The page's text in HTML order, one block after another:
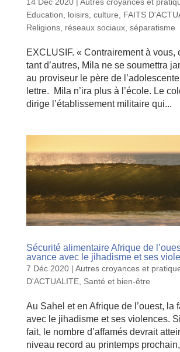
Education, loisirs, culture
FAITS
Religions, réseaux sociaux, séparatisme
EXCLUSIF. « Contrairement à vous,
tant d’autres, Mila ne se soumettra
au proviseur le père de
lettre. Mila n’ira plus à l’école. Le
dirige l’établissement militaire qui...
Sécurité alimentaire Afrique de
avance avec le jihadisme et ses
7 Déc 2020| Autres croyances et
D'ACTUALITE, Santé et bien-être
Au Sahel et en Afrique de l’ouest, la
avec le jihadisme et ses violences.
fait, le nombre d’affamés devrait
niveau record au printemps